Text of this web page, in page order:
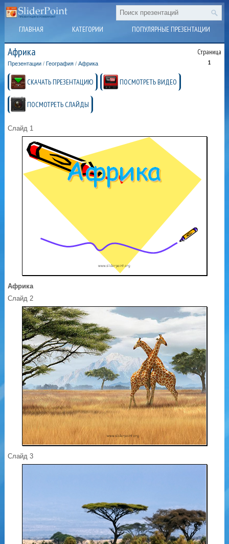
ГЛАВНАЯ КАТЕГОРИИ ПОПУЛЯРНЫЕ ПРЕЗЕНТАЦИИ
Африка Страница
1
Презентации / География /Африка
СКАЧАТЬ ПРЕЗЕНТАЦИЮ ПОСМОТРЕТЬ ВИДЕО
ПОСМОТРЕТЬ СЛАЙДЫ
Слайд 1
Африка
Слайд 2
Слайд 3